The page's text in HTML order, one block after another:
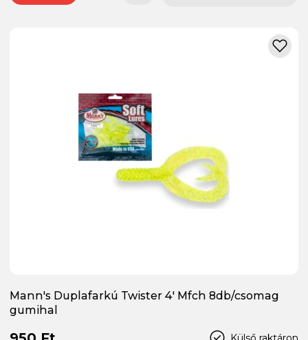
Mann's Duplafarkú Twister 4' Mfch 8db/csomag
gumihal
Külső raktáron